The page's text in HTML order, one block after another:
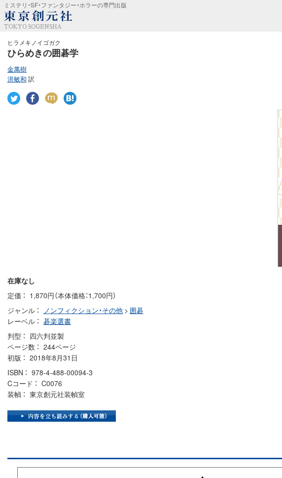
ミステリ・SF・ファンタジー・ホラーの専門出版
TOKYO SOGENSHA
ヒラメキノイゴガク
ひらめきの囲碁学
金萬樹
洪敏和 訳
在庫なし
定価
1,870円（本体価格：1,700円）
ジャンル
ノンフィクション・その他 > 囲碁
レーベル
碁楽選書
判型
四六判並製
ページ数
244ページ
初版
2018年8月31日
ISBN
978-4-488-00094-3
Cコード
C0076
装幀
東京創元社装幀室